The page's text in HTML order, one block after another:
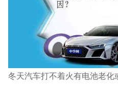
冬天汽车打不着火有电池老化